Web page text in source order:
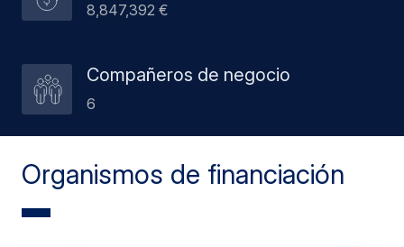
8,847,392 €
Compañeros de negocio
6
Organismos de financiación